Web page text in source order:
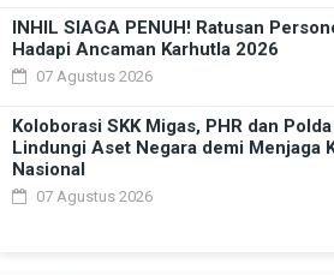
INHIL SIAGA PENUH! Ratusan
Hadapi Ancaman Karhutla 2026
07 Agustus 2026
Koloborasi SKK Migas, PHR dan
Lindungi Aset Negara demi Menjaga
Nasional
07 Agustus 2026